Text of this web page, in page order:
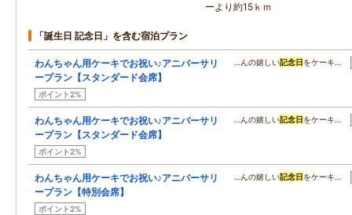
ーより約15ｋｍ
「誕生日 記念日」を含む宿泊プラン
わんちゃん用ケーキでお祝い♪アニバーサリ
ープラン【スタンダード会席】
ポイント2%
…んの嬉しい記念日 をケーキ…
わんちゃん用ケーキでお祝い♪アニバーサリ
ープラン【スタンダード会席】
ポイント2%
…んの嬉しい記念日 をケーキ…
わんちゃん用ケーキでお祝い♪アニバーサリ
ープラン【特別会席】
ポイント2%
…んの嬉しい記念日 をケーキ…